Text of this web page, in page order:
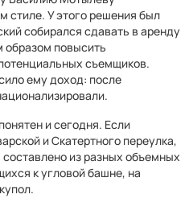
стиле. У этого решения был
собирался сдавать в аренду
образом повысить
съемщиков.
ему доход: после
и сегодня. Если
и Скатертного переулка,
из разных объемных
к угловой башне, на